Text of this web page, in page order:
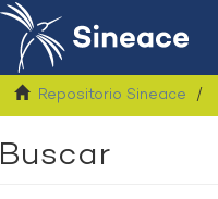
Repositorio Sineace
Buscar